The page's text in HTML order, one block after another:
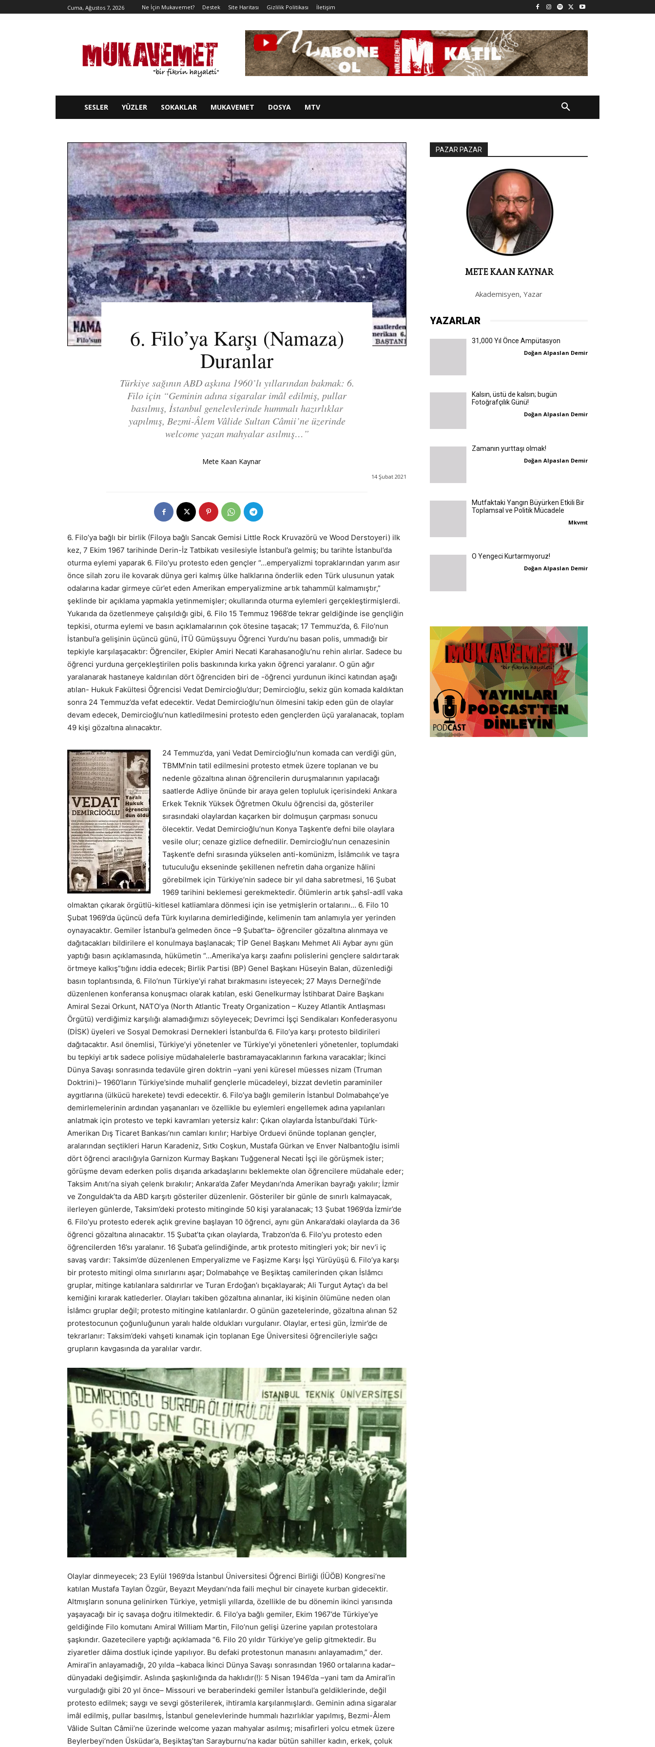
Cuma, Ağustos 7, 2026 Ne İçin Mukavemet? Destek Site Haritası Gizlilik Politikası İletişim
SESLER YÜZLER SOKAKLAR MUKAVEMET DOSYA MTV
6. Filo’ya Karşı (Namaza)
Duranlar
Türkiye sağının ABD aşkına 1960’lı yıllarından bakmak: 6.
Filo için “Geminin adına sigaralar imâl edilmiş, pullar
basılmış, İstanbul genelevlerinde hummalı hazırlıklar
yapılmış, Bezmi-Âlem Vâlide Sultan Câmii’ne üzerinde
welcome yazan mahyalar asılmış…”
Mete Kaan Kaynar
14 Şubat 2021
6. Filo’ya bağlı bir birlik (Filoya bağlı Sancak Gemisi Little Rock Kruvazörü ve Wood Derstoyeri) ilk
kez, 7 Ekim 1967 tarihinde Derin-İz Tatbikatı vesilesiyle İstanbul’a gelmiş; bu tarihte İstanbul’da
oturma eylemi yaparak 6. Filo’yu protesto eden gençler “…emperyalizmi topraklarından yarım asır
önce silah zoru ile kovarak dünya geri kalmış ülke halklarına önderlik eden Türk ulusunun yatak
odalarına kadar girmeye cür’et eden Amerikan emperyalizmine artık tahammül kalmamıştır,”
şeklinde bir açıklama yapmakla yetinmemişler; okullarında oturma eylemleri gerçekleştirmişlerdi.
Yukarıda da özetlenmeye çalışıldığı gibi, 6. Filo 15 Temmuz 1968’de tekrar geldiğinde ise gençliğin
tepkisi, oturma eylemi ve basın açıklamalarının çok ötesine taşacak; 17 Temmuz’da, 6. Filo’nun
İstanbul’a gelişinin üçüncü günü, İTÜ Gümüşsuyu Öğrenci Yurdu’nu basan polis, ummadığı bir
tepkiyle karşılaşacaktır: Öğrenciler, Ekipler Amiri Necati Karahasanoğlu’nu rehin alırlar. Sadece bu
öğrenci yurduna gerçekleştirilen polis baskınında kırka yakın öğrenci yaralanır. O gün ağır
yaralanarak hastaneye kaldırılan dört öğrenciden biri de -öğrenci yurdunun ikinci katından aşağı
atılan- Hukuk Fakültesi Öğrencisi Vedat Demircioğlu’dur; Demircioğlu, sekiz gün komada kaldıktan
sonra 24 Temmuz’da vefat edecektir. Vedat Demircioğlu’nun ölmesini takip eden gün de olaylar
devam edecek, Demircioğlu’nun katledilmesini protesto eden gençlerden üçü yaralanacak, toplam
49 kişi gözaltına alınacaktır.
24 Temmuz’da, yani Vedat Demircioğlu’nun komada can verdiği gün,
TBMM’nin tatil edilmesini protesto etmek üzere toplanan ve bu
nedenle gözaltına alınan öğrencilerin duruşmalarının yapılacağı
saatlerde Adliye önünde bir araya gelen topluluk içerisindeki Ankara
Erkek Teknik Yüksek Öğretmen Okulu öğrencisi da, gösteriler
sırasındaki olaylardan kaçarken bir dolmuşun çarpması sonucu
ölecektir. Vedat Demircioğlu’nun Konya Taşkent’e defni bile olaylara
vesile olur; cenaze gizlice defnedilir. Demircioğlu’nun cenazesinin
Taşkent’e defni sırasında yükselen anti-komünizm, İslâmcılık ve taşra
tutuculuğu ekseninde şekillenen nefretin daha organize hâlini
görebilmek için Türkiye’nin sadece bir yıl daha sabretmesi, 16 Şubat
1969 tarihini beklemesi gerekmektedir. Ölümlerin artık şahsî-adlî vaka
olmaktan çıkarak örgütlü-kitlesel katliamlara dönmesi için ise yetmişlerin ortalarını… 6. Filo 10
Şubat 1969’da üçüncü defa Türk kıyılarına demirlediğinde, kelimenin tam anlamıyla yer yerinden
oynayacaktır. Gemiler İstanbul’a gelmeden önce –9 Şubat’ta– öğrenciler gözaltına alınmaya ve
dağıtacakları bildirilere el konulmaya başlanacak; TİP Genel Başkanı Mehmet Ali Aybar aynı gün
yaptığı basın açıklamasında, hükümetin “…Amerika’ya karşı zaafını polislerini gençlere saldırtarak
örtmeye kalkış”tığını iddia edecek; Birlik Partisi (BP) Genel Başkanı Hüseyin Balan, düzenlediği
basın toplantısında, 6. Filo’nun Türkiye’yi rahat bırakmasını isteyecek; 27 Mayıs Derneği’nde
düzenlenen konferansa konuşmacı olarak katılan, eski Genelkurmay İstihbarat Daire Başkanı
Amiral Sezai Orkunt, NATO’ya (North Atlantic Treaty Organization – Kuzey Atlantik Antlaşması
Örgütü) verdiğimiz karşılığı alamadığımızı söyleyecek; Devrimci İşçi Sendikaları Konfederasyonu
(DİSK) üyeleri ve Sosyal Demokrasi Dernekleri İstanbul’da 6. Filo’ya karşı protesto bildirileri
dağıtacaktır. Asıl önemlisi, Türkiye’yi yönetenler ve Türkiye’yi yönetenleri yönetenler, toplumdaki
bu tepkiyi artık sadece polisiye müdahalelerle bastıramayacaklarının farkına varacaklar; İkinci
Dünya Savaşı sonrasında tedavüle giren doktrin –yani yeni küresel müesses nizam (Truman
Doktrini)– 1960’ların Türkiye’sinde muhalif gençlerle mücadeleyi, bizzat devletin paraminiler
aygıtlarına (ülkücü harekete) tevdi edecektir. 6. Filo’ya bağlı gemilerin İstanbul Dolmabahçe’ye
demirlemelerinin ardından yaşananları ve özellikle bu eylemleri engellemek adına yapılanları
anlatmak için protesto ve tepki kavramları yetersiz kalır: Çıkan olaylarda İstanbul’daki Türk-
Amerikan Dış Ticaret Bankası’nın camları kırılır; Harbiye Orduevi önünde toplanan gençler,
aralarından seçtikleri Harun Karadeniz, Sıtkı Coşkun, Mustafa Gürkan ve Enver Nalbantoğlu isimli
dört öğrenci aracılığıyla Garnizon Kurmay Başkanı Tuğgeneral Necati İşçi ile görüşmek ister;
görüşme devam ederken polis dışarıda arkadaşlarını beklemekte olan öğrencilere müdahale eder;
Taksim Anıtı’na siyah çelenk bırakılır; Ankara’da Zafer Meydanı’nda Amerikan bayrağı yakılır; İzmir
ve Zonguldak’ta da ABD karşıtı gösteriler düzenlenir. Gösteriler bir günle de sınırlı kalmayacak,
ilerleyen günlerde, Taksim’deki protesto mitinginde 50 kişi yaralanacak; 13 Şubat 1969’da İzmir’de
6. Filo’yu protesto ederek açlık grevine başlayan 10 öğrenci, aynı gün Ankara’daki olaylarda da 36
öğrenci gözaltına alınacaktır. 15 Şubat’ta çıkan olaylarda, Trabzon’da 6. Filo’yu protesto eden
öğrencilerden 16’sı yaralanır. 16 Şubat’a gelindiğinde, artık protesto mitingleri yok; bir nev’i iç
savaş vardır: Taksim’de düzenlenen Emperyalizme ve Faşizme Karşı İşçi Yürüyüşü 6. Filo’ya karşı
bir protesto mitingi olma sınırlarını aşar; Dolmabahçe ve Beşiktaş camilerinden çıkan İslâmcı
gruplar, mitinge katılanlara saldırırlar ve Turan Erdoğan’ı bıçaklayarak; Ali Turgut Aytaç’ı da bel
kemiğini kırarak katlederler. Olayları takiben gözaltına alınanlar, iki kişinin ölümüne neden olan
İslâmcı gruplar değil; protesto mitingine katılanlardır. O günün gazetelerinde, gözaltına alınan 52
protestocunun çoğunluğunun yaralı halde oldukları vurgulanır. Olaylar, ertesi gün, İzmir’de de
tekrarlanır: Taksim’deki vahşeti kınamak için toplanan Ege Üniversitesi öğrencileriyle sağcı
grupların kavgasında da yaralılar vardır.
Olaylar dinmeyecek; 23 Eylül 1969’da İstanbul Üniversitesi Öğrenci Birliği (İÜÖB) Kongresi’ne
katılan Mustafa Taylan Özgür, Beyazıt Meydanı’nda faili meçhul bir cinayete kurban gidecektir.
Altmışların sonuna gelinirken Türkiye, yetmişli yıllarda, özellikle de bu dönemin ikinci yarısında
yaşayacağı bir iç savaşa doğru itilmektedir. 6. Filo’ya bağlı gemiler, Ekim 1967’de Türkiye’ye
geldiğinde Filo komutanı Amiral William Martin, Filo’nun gelişi üzerine yapılan protestolara
şaşkındır. Gazetecilere yaptığı açıklamada “6. Filo 20 yıldır Türkiye’ye gelip gitmektedir. Bu
ziyaretler dâima dostluk içinde yapılıyor. Bu defaki protestonun manasını anlayamadım,” der.
Amiral’in anlayamadığı, 20 yılda –kabaca İkinci Dünya Savaşı sonrasından 1960 ortalarına kadar–
dünyadaki değişimdir. Aslında şaşkınlığında da haklıdır(!): 5 Nisan 1946’da –yani tam da Amiral’in
vurguladığı gibi 20 yıl önce– Missouri ve beraberindeki gemiler İstanbul’a geldiklerinde, değil
protesto edilmek; saygı ve sevgi gösterilerek, ihtiramla karşılanmışlardı. Geminin adına sigaralar
imâl edilmiş, pullar basılmış, İstanbul genelevlerinde hummalı hazırlıklar yapılmış, Bezmi-Âlem
Vâlide Sultan Câmii’ne üzerinde welcome yazan mahyalar asılmış; misafirleri yolcu etmek üzere
Beylerbeyi’nden Üsküdar’a, Beşiktaş’tan Sarayburnu’na kadar bütün sahiller kadın, erkek, çoluk
PAZAR PAZAR
METE KAAN KAYNAR
Akademisyen, Yazar
YAZARLAR
31,000 Yıl Önce Ampütasyon
Doğan Alpaslan Demir
Kalsın, üstü de kalsın; bugün
Fotoğrafçılık Günü!
Doğan Alpaslan Demir
Zamanın yurttaşı olmak!
Doğan Alpaslan Demir
Mutfaktaki Yangın Büyürken Etkili Bir
Toplamsal ve Politik Mücadele
Mkvmt
O Yengeci Kurtarmıyoruz!
Doğan Alpaslan Demir